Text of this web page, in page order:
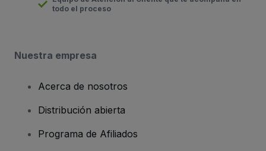
todo el proceso
Nuestra empresa
Acerca de nosotros
Distribución abierta
Programa de Afiliados